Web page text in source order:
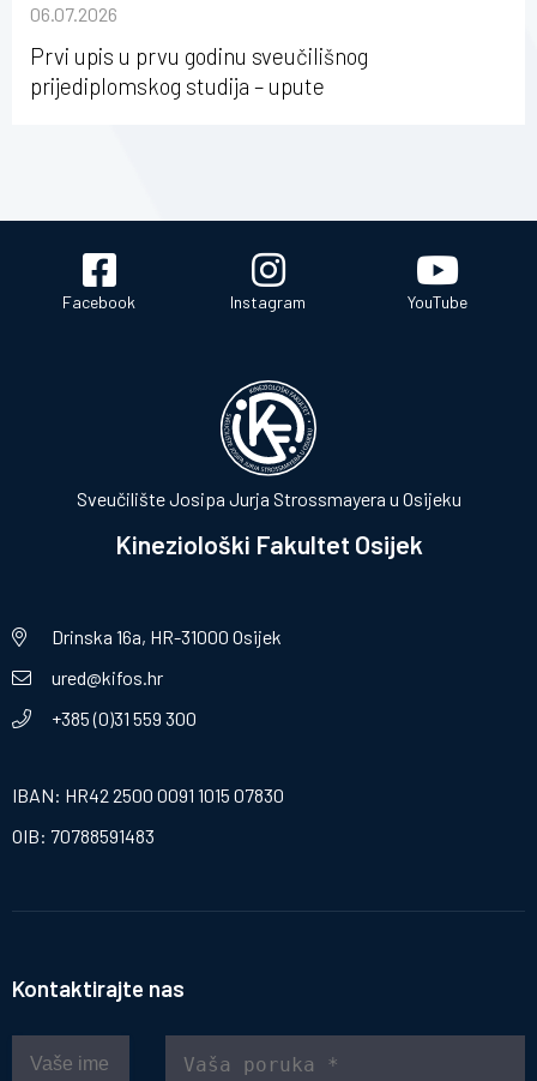
Osijeku
06.07.2026
Prvi upis u prvu godinu sveučilišnog
prijediplomskog studija – upute
Facebook Instagram YouTube
Sveučilište Josipa Jurja Strossmayera u Osijeku
Kineziološki Fakultet Osijek
Drinska 16a, HR-31000 Osijek
ured@kifos.hr
+385 (0)31 559 300
IBAN: HR42 2500 0091 1015 07830
OIB: 70788591483
Kontaktirajte nas